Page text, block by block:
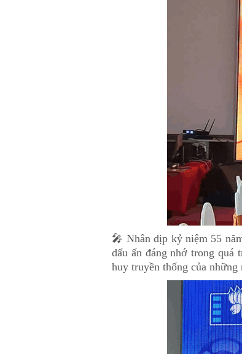
🎤 Nhân dịp kỷ niệm 55
dấu ấn đáng nhớ trong quá
huy truyền thống của